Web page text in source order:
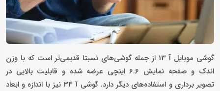
گوشی موبایل آ 13 از جمله گوشی‌های نسبتا قدیمی‌تر است که با وزن
اندک و صفحه نمایش 6.6 اینچی عرضه شده و قابلیت بالایی در
تصویر برداری و استفاده‌های دیگر دارد. گوشی آ 34 نیز با اندازه و ابعاد